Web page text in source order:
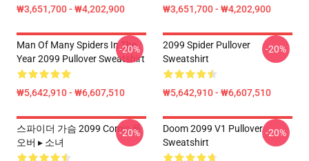
₩3,651,700 - ₩4,202,900 ₩3,651,700 - ₩4,202,900
Man Of Many Spiders In The
Year 2099 Pullover Sweatshirt
₩5,642,910 - ₩6,607,510
-20%
2099 Spider Pullover
Sweatshirt
₩5,642,910 - ₩6,607,510
-20%
스파이더 가슴 2099 Comic 풀
오버 ▸ 소녀
-20%
Doom 2099 V1 Pullover
Sweatshirt
-20%